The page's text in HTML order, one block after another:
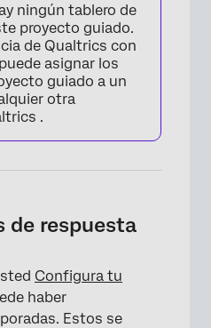
ningún tablero de
proyecto guiado.
de Qualtrics con
asignar los
guiado a un
otra
.
de respuesta
Configura tu
haber
Estos se